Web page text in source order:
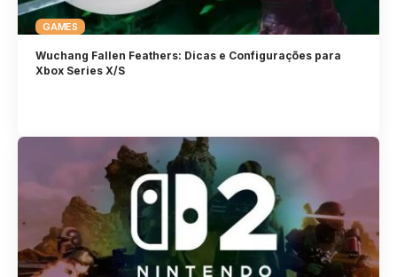
GAMES
Wuchang Fallen Feathers: Dicas e Configurações para
Xbox Series X/S